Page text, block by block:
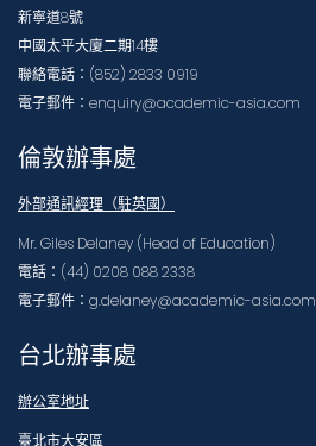
新寧道8號
中國太平大廈二期14樓
聯絡電話：(852) 2833 0919
電子郵件：enquiry@academic-asia.com
倫敦辦事處
外部通訊經理（駐英國）
Mr. Giles Delaney (Head of Education)
電話：(44) 0208 088 2338
電子郵件：g.delaney@academic-asia.com
台北辦事處
辦公室地址
臺北市大安區